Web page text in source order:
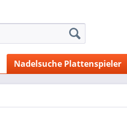
Nadelsuche Plattenspieler